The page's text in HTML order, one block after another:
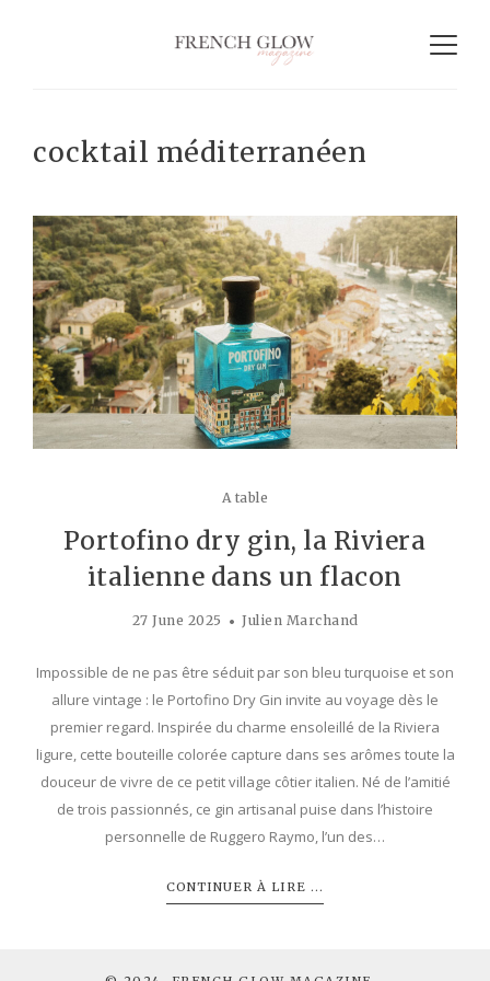
cocktail méditerranéen
A table
Portofino dry gin, la Riviera
italienne dans un flacon
27 June 2025 Julien Marchand
Impossible de ne pas être séduit par son bleu turquoise et son
allure vintage : le Portofino Dry Gin invite au voyage dès le
premier regard. Inspirée du charme ensoleillé de la Riviera
ligure, cette bouteille colorée capture dans ses arômes toute la
douceur de vivre de ce petit village côtier italien. Né de l’amitié
de trois passionnés, ce gin artisanal puise dans l’histoire
personnelle de Ruggero Raymo, l’un des…
CONTINUER À LIRE ...